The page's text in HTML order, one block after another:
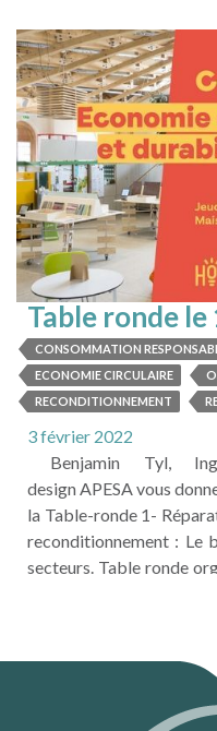
contacter l'équipe en
VIOLLET notamment, si ...
Table ronde
boom de
CONSOMMATION
ECONOMIE CIRCULAIRE
RECONDITIONNEMENT
3 février 2022
Benjamin Tyl,
design APESA vous
la Table-ronde 1-
reconditionnement : Le
secteurs. Table ronde
"Économie circulaire
déroulera à la Maison
? https://lnkd.in/